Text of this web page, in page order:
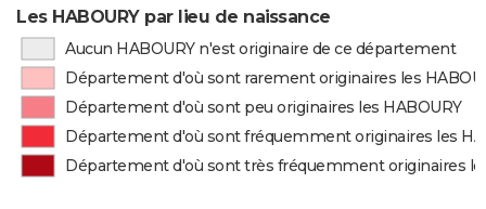
Les HABOURY par lieu de naissance
Aucun HABOURY n'est originaire de ce département
Département d'où sont rarement originaires les
Département d'où sont peu originaires les HABOURY
Département d'où sont fréquemment originaires les
Département d'où sont très fréquemment originaires